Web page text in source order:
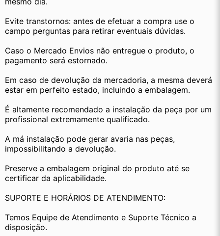
Evite transtornos: antes de efetuar a compra use o
campo perguntas para retirar eventuais dúvidas.
Caso o Mercado Envios não entregue o produto, o
pagamento será estornado.
Em caso de devolução da mercadoria, a mesma deverá
estar em perfeito estado, incluindo a embalagem.
É altamente recomendado a instalação da peça por um
profissional extremamente qualificado.
A má instalação pode gerar avaria nas peças,
impossibilitando a devolução.
Preserve a embalagem original do produto até se
certificar da aplicabilidade.
SUPORTE E HORÁRIOS DE ATENDIMENTO:
Temos Equipe de Atendimento e Suporte Técnico a
disposição.